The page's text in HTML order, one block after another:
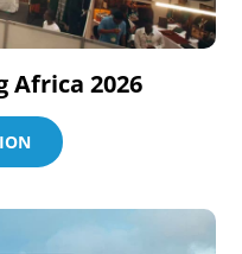
Africa 2026